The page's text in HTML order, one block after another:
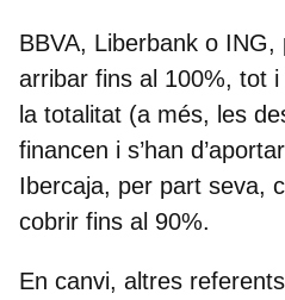
BBVA, Liberbank o ING,
arribar fins al 100%, tot
la totalitat (a més, les
financen i s’han
Ibercaja, per part seva,
cobrir fins al 90%.
En canvi, altres